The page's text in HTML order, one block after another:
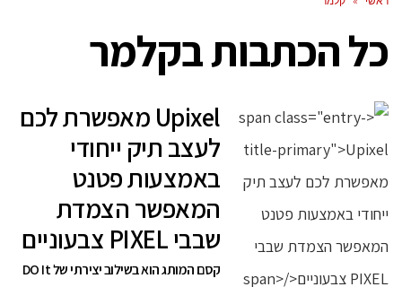
כל הכתבות בקלמר
Upixel מאפשרת לכם
לעצב תיק ייחודי
באמצעות פטנט
המאפשר הצמדת
שבבי PIXEL צבעוניים
קסם המותג הוא בשילוב יצירתי של DO It